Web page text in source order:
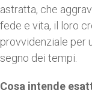
astratta, che
fede e vita, il loro
provvidenziale per
segno dei tempi.
Cosa intende